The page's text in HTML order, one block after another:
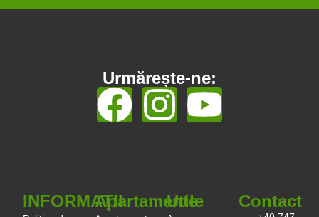
Urmărește-ne:
INFORMAȚIIApartamente
Utile Contact